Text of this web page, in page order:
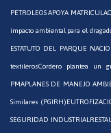
PETROLEOS APOYA
impacto ambiental para el
ESTATUTO DEL PARQUE
textilerosCordero plantea un
PMAPLANES DE MANEJO
Similares (PGIRH)
SEGURIDAD INDUSTRIAL